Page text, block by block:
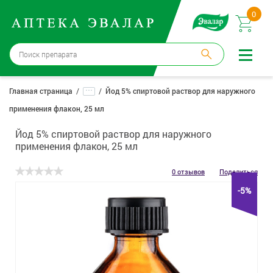
0
Москва→
12 аптек
Войти |
Регистрация
Доставка и оплата
Способ получения:
не выбран,изменить
Главная страница ...
Йод 5% спиртовой раствор для наружного
применения флакон, 25 мл
Йод 5% спиртовой раствор для наружного
применения флакон, 25 мл
0 отзывов Поделиться
-5%